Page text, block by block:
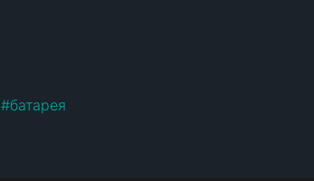
#батарея